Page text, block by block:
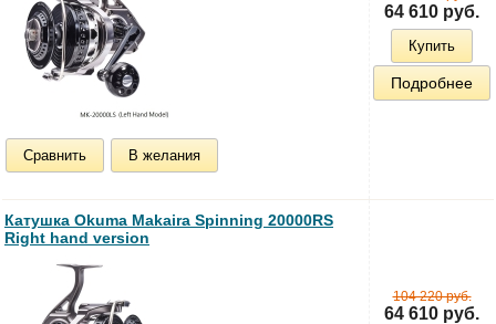
Сравнить В желания
64 610 руб.
Купить
Подробнее
Катушка Okuma Makaira Spinning 20000RS
Right hand version
104 220 руб.
64 610 руб.